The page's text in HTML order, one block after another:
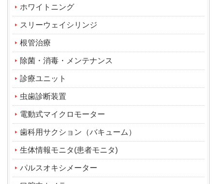
ホワイトニング
スリーウェイシリンジ
根管治療
除菌・消毒・メンテナンス
診療ユニット
虫歯診断装置
電動式マイクロモーター
歯科用サクション（バキューム）
生体情報モニタ(患者モニタ)
パルスオキシメーター